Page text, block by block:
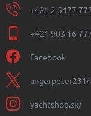
+421 2 5477
+421 903 16
Facebook
yachtshop.sk/